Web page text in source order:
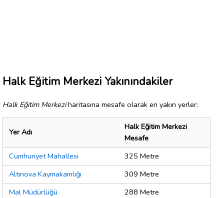
Halk Eğitim Merkezi Yakınındakiler
Halk Eğitim Merkeziharitasına mesafe olarak en yakın yerler:
Yer Adı
Halk Eğitim Merkezi
Mesafe
Cumhuriyet Mahallesi
325 Metre
Altınova Kaymakamlığı
309 Metre
Mal Müdürlüğü
288 Metre